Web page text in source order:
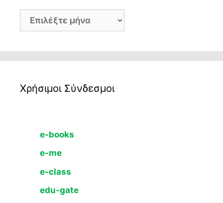
Ιστορικό
Χρήσιμοι Σύνδεσμοι
e-books
e-me
e-class
edu-gate